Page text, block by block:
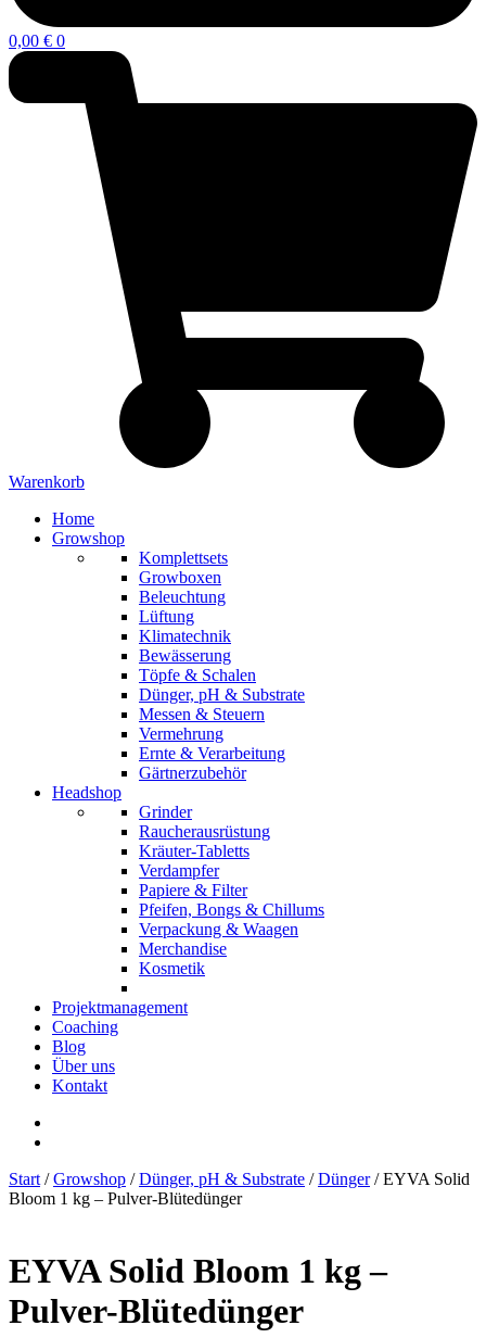
0,00 € 0
Warenkorb
Home
Growshop
Komplettsets
Growboxen
Beleuchtung
Lüftung
Klimatechnik
Bewässerung
Töpfe & Schalen
Dünger, pH & Substrate
Messen & Steuern
Vermehrung
Ernte & Verarbeitung
Gärtnerzubehör
Headshop
Grinder
Raucherausrüstung
Kräuter-Tabletts
Verdampfer
Papiere & Filter
Pfeifen, Bongs & Chillums
Verpackung & Waagen
Merchandise
Kosmetik
Projektmanagement
Coaching
Blog
Über uns
Kontakt
Start /Growshop /Dünger, pH & Substrate /Dünger/ EYVA Solid
Bloom 1 kg – Pulver-Blütedünger
EYVA Solid Bloom 1 kg –
Pulver-Blütedünger